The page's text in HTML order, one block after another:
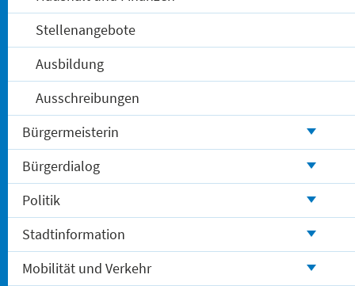
Stellenangebote
Ausbildung
Ausschreibungen
Bürgermeisterin
Bürgerdialog
Politik
Stadtinformation
Mobilität und Verkehr